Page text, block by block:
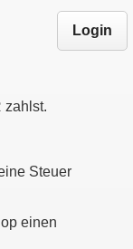
Login
zahlst.
Steuer
einen